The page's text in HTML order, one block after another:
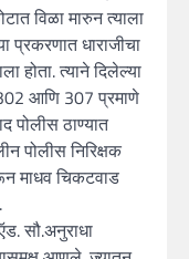
विळा मारुन त्याला
प्रकरणात धाराजीचा
होता. त्याने दिलेल्या
आणि 307 प्रमाणे
पोलीस ठाण्यात
पोलीस निरिक्षक
माधव चिकटवाड
सौ.अनुराधा